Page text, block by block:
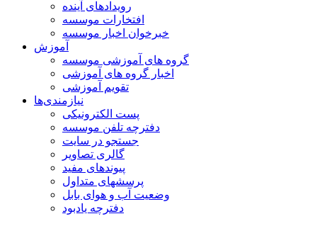
رویدادهای آینده
افتخارات موسسه
خبرخوان اخبار موسسه
آموزش
گروه های آموزشی موسسه
اخبار گروه های آموزشی
تقویم آموزشی
نیازمندی‌ها
پست الکترونیکی
دفترچه تلفن موسسه
جستجو در سایت
گالری تصاویر
پیوندهای مفید
پرسشهای متداول
وضعیت آب و هوای بابل
دفترچه یادبود